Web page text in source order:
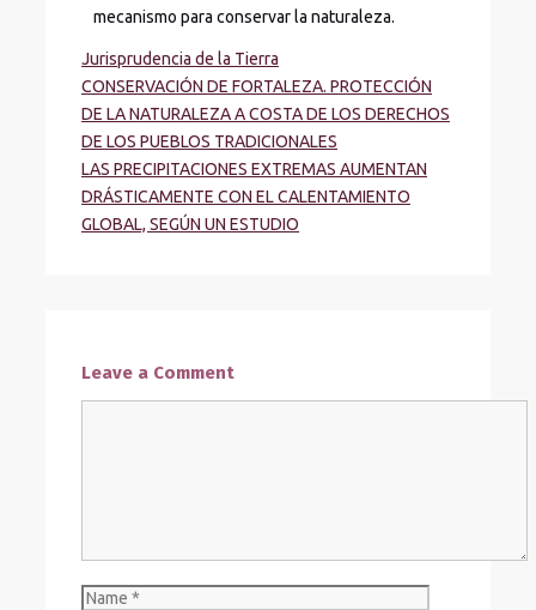
mecanismo para conservar la naturaleza.
Jurisprudencia de la Tierra
CONSERVACIÓN DE FORTALEZA. PROTECCIÓN
DE LA NATURALEZA A COSTA DE LOS DERECHOS
DE LOS PUEBLOS TRADICIONALES
LAS PRECIPITACIONES EXTREMAS AUMENTAN
DRÁSTICAMENTE CON EL CALENTAMIENTO
GLOBAL, SEGÚN UN ESTUDIO
Leave a Comment